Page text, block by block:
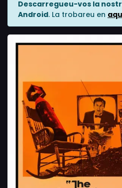
Descarregueu-vos la
Android. La trobareu en